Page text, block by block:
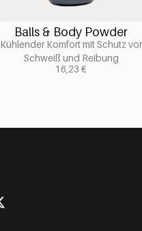
Balls & Body Powder
Kühlender Komfort mit Schutz vor
Schweiß und Reibung
16,23 €